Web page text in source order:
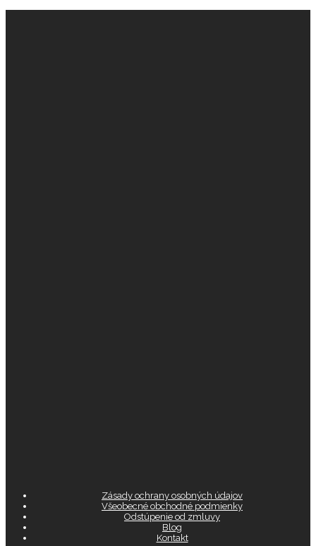
Zásady ochrany osobných údajov
Všeobecné obchodné podmienky
Odstúpenie od zmluvy
Blog
Kontakt